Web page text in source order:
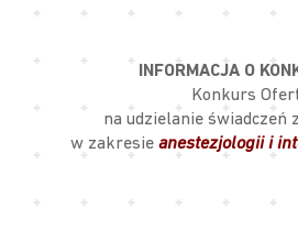
INFORMACJA O
Konkurs
na udzielanie świadczeń
w zakresie anestezjologii i